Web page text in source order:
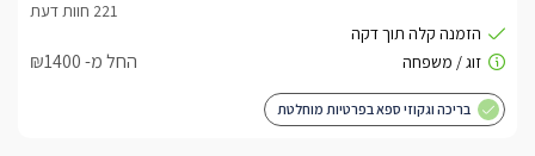
החל מ- ₪1400
בריכה וגקוזי ספא בפרטיות מוחלטת